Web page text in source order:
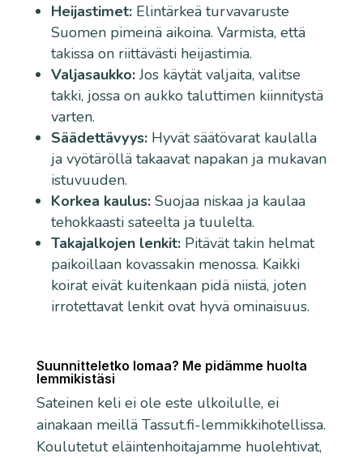
Heijastimet:Elintärkeä turvavaruste
Suomen pimeinä aikoina. Varmista, että
takissa on riittävästi heijastimia.
Valjasaukko:Jos käytät valjaita, valitse
takki, jossa on aukko taluttimen kiinnitystä
varten.
Säädettävyys:Hyvät säätövarat kaulalla
ja vyötäröllä takaavat napakan ja mukavan
istuvuuden.
Korkea kaulus:Suojaa niskaa ja kaulaa
tehokkaasti sateelta ja tuulelta.
Takajalkojen lenkit:Pitävät takin helmat
paikoillaan kovassakin menossa. Kaikki
koirat eivät kuitenkaan pidä niistä, joten
irrotettavat lenkit ovat hyvä ominaisuus.
Suunnitteletko lomaa? Me pidämme huolta
lemmikistäsi
Sateinen keli ei ole este ulkoilulle, ei
ainakaan meillä Tassut.fi-lemmikkihotellissa.
Koulutetut eläintenhoitajamme huolehtivat,